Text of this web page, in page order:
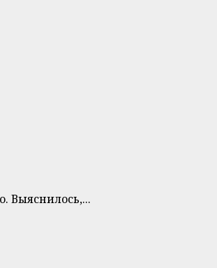
Выяснилось,...